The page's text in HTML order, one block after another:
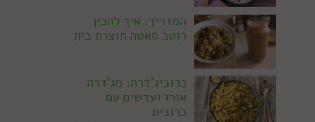
המדריך: איך להכין
רוטב סאטה תוצרת בית
כרוביג'דרה: מג'דרה
אורז ועדשים עם
כרובית